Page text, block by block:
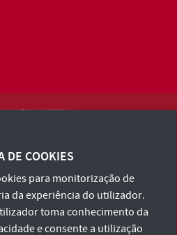
and Privacy Policy
Statement
DE COOKIES
para monitorização de
da experiência do utilizador.
toma conhecimento da
e consente a utilização